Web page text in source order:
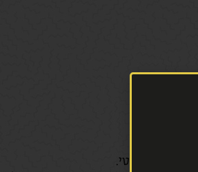
וטעמו פיקנטי.